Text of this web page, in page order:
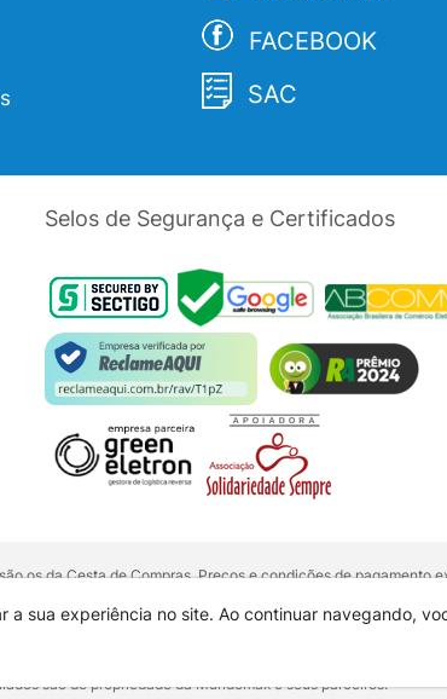
FACEBOOK
SAC
Selos de Segurança e Certificados
os da Cesta de Compras. Preços e condições de pagamento
produto, entre em contato com o nosso canal de
de comunicação ou sites de buscas. Código de Defesa do
53 - Endereço: R. Senador Souza Naves, 9 - Centro - CEP:
são de propriedade da Mundomax e seus parceiros.
a sua experiência no site. Ao continuar navegando,